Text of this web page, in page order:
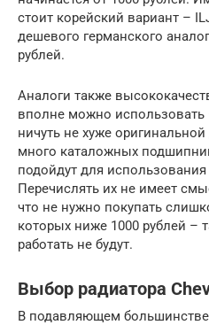
стоит корейский вариант –
дешевого германского
рублей.
Аналоги также
вполне можно использовать
ничуть не хуже
много каталожных
подойдут для
Перечислять их не имеет
что не нужно покупать
которых ниже 1000 рублей –
работать не будут.
Выбор радиатора
В подавляющем большинстве